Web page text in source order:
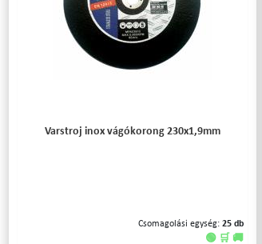
Varstroj inox vágókorong 230x1,9mm
Csomagolási egység: 25 db
🟢 🛒 🚚